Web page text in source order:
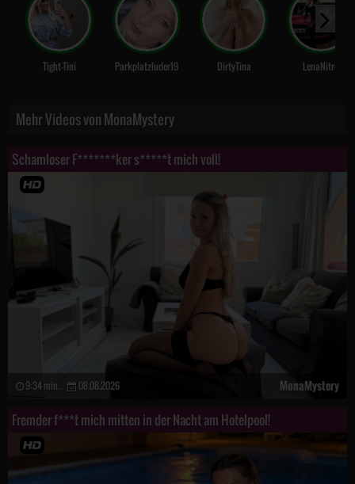
Tight-Tini Parkplatzluder19 DirtyTina LenaNitro
Mehr Videos von MonaMystery
Schamloser F*******ker s*****t mich voll!
9:34 min. 08.08.2026 MonaMystery
Fremder f***t mich mitten in der Nacht am Hotelpool!